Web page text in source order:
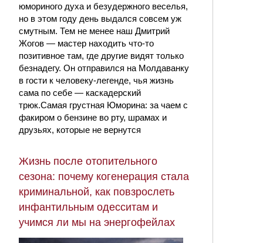
юмориного духа и безудержного веселья,
но в этом году день выдался совсем уж
смутным. Тем не менее наш Дмитрий
Жогов — мастер находить что-то
позитивное там, где другие видят только
безнадегу. Он отправился на Молдаванку
в гости к человеку-легенде, чья жизнь
сама по себе — каскадерский
трюк.Самая грустная Юморина: за чаем с
факиром о бензине во рту, шрамах и
друзьях, которые не вернутся
Жизнь после отопительного
сезона: почему когенерация стала
криминальной, как повзрослеть
инфантильным одесситам и
учимся ли мы на энергофейлах